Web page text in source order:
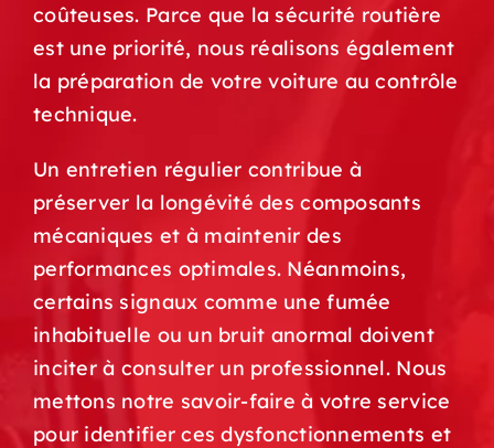
coûteuses. Parce que la sécurité routière
est une priorité, nous réalisons également
la préparation de votre voiture au contrôle
technique.
Un entretien régulier contribue à
préserver la longévité des composants
mécaniques et à maintenir des
performances optimales. Néanmoins,
certains signaux comme une fumée
inhabituelle ou un bruit anormal doivent
inciter à consulter un professionnel. Nous
mettons notre savoir-faire à votre service
pour identifier ces dysfonctionnements et